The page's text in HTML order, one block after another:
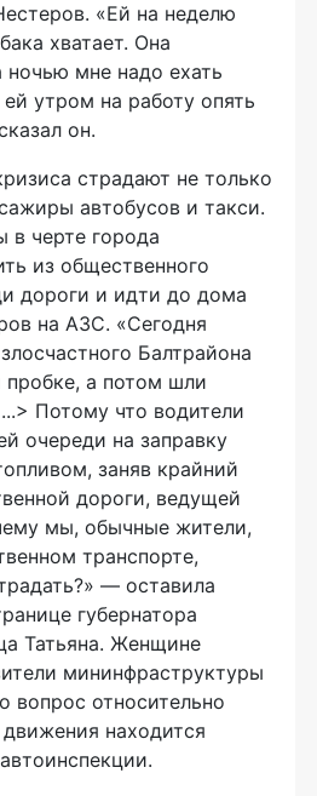
«Ей на неделю
хватает. Она
ночью мне надо ехать
утром на работу опять
он.
страдают не только
автобусов и такси.
в черте города
из общественного
дороги и идти до дома
на АЗС. «Сегодня
Балтрайона
а потом шли
Потому что водители
очереди на заправку
заняв крайний
дороги, ведущей
мы, обычные жители,
транспорте,
— оставила
губернатора
Татьяна. Женщине
мининфраструктуры
вопрос относительно
находится